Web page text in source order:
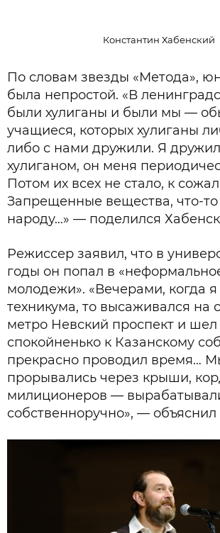
Константин Хабенский
По словам звезды «Метода»,
была непростой. «В
были хулиганы и были мы —
учащиеся, которых хулиганы
либо с нами дружили. Я
хулиганом, он меня
Потом их всех не стало, к
Запрещенные вещества, что-
народу…» — поделился
Режиссер заявил, что в
годы он попал в
молодежи». «Вечерами, когда я
техникума, то высаживался на
метро Невский проспект и шел
спокойненько к Казанскому
прекрасно проводил время…
прорывались через крыши,
милиционеров —
собственноручно», — объяснил